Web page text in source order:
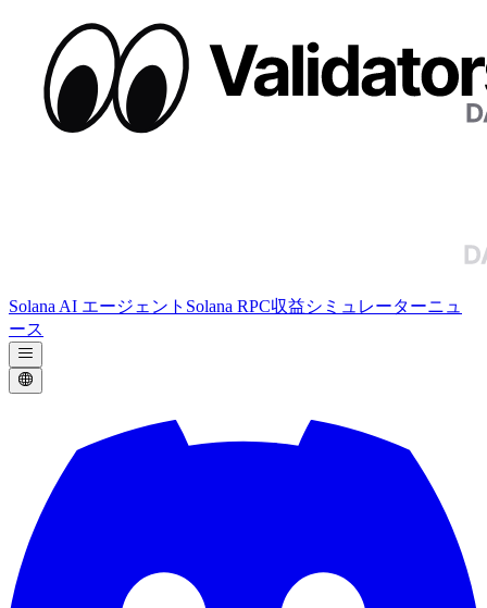
Solana AI エージェント Solana RPC収益シミュレーターニュ
ース